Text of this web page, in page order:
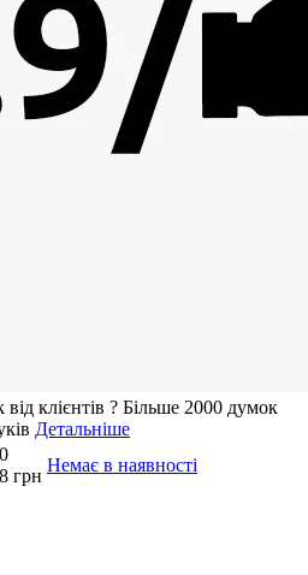
клієнтів ? Більше 2000 думок
Детальніше
грн
Немає в наявності